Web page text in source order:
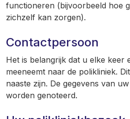
functioneren (bijvoorbeeld hoe
zichzelf kan zorgen).
Contactpersoon
Het is belangrijk dat u elke keer
meeneemt naar de polikliniek.
naaste zijn. De gegevens van
worden genoteerd.